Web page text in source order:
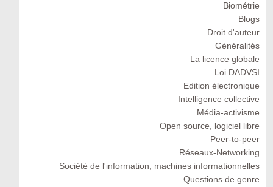
Biométrie
Blogs
Droit d'auteur
Généralités
La licence globale
Loi DADVSI
Edition électronique
Intelligence collective
Média-activisme
Open source, logiciel libre
Peer-to-peer
Réseaux-Networking
Société de l'information, machines informationnelles
Questions de genre